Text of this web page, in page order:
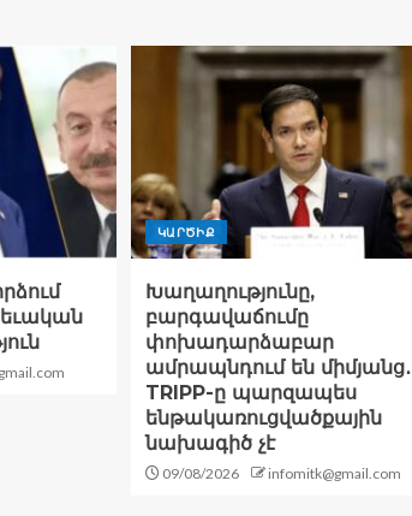
ԿԱՐԾԻՔ
Խաղաղությունը,
բարգավաճումը
փոխադարձաբար
ամրապնդում են միմյանց․
TRIPP-ը պարզապես
ենթակառուցվածքային
նախագիծ չէ
09/08/2026 infomitk@gmail.com